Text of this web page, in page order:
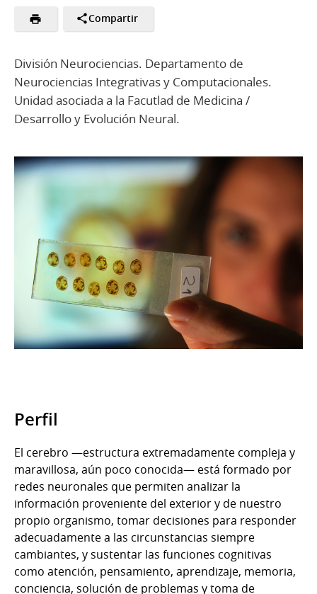
Compartir
División Neurociencias. Departamento de
Neurociencias Integrativas y Computacionales.
Unidad asociada a la Facutlad de Medicina /
Desarrollo y Evolución Neural.
Perfil
El cerebro —estructura extremadamente compleja y
maravillosa, aún poco conocida— está formado por
redes neuronales que permiten analizar la
información proveniente del exterior y de nuestro
propio organismo, tomar decisiones para responder
adecuadamente a las circunstancias siempre
cambiantes, y sustentar las funciones cognitivas
como atención, pensamiento, aprendizaje, memoria,
conciencia, solución de problemas y toma de